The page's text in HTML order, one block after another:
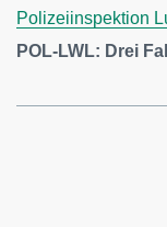
Polizeiinspektion
POL-LWL: Drei